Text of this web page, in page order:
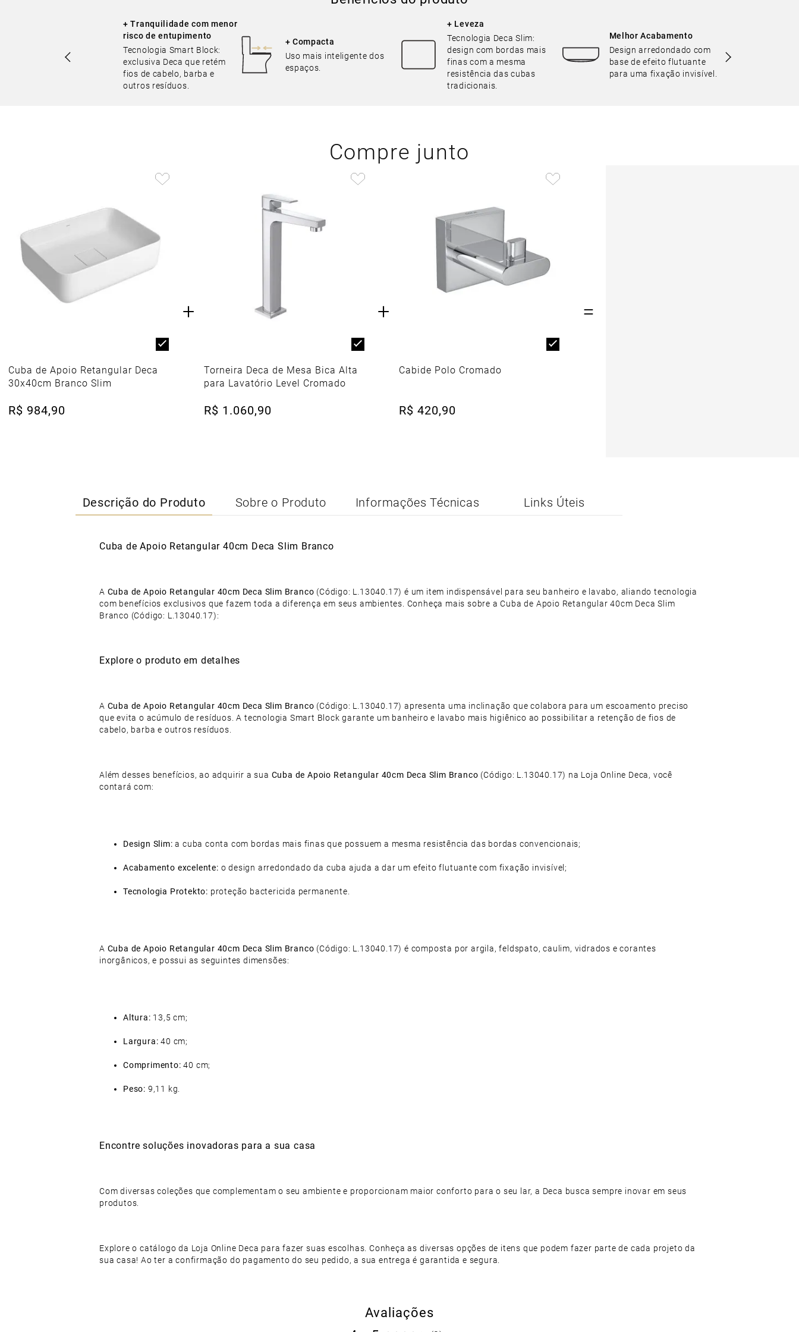
+ Tranquilidade com menor
risco de entupimento
Tecnologia Smart Block:
exclusiva Deca que retém
fios de cabelo, barba e
outros resíduos.
+ Compacta
Uso mais inteligente dos
espaços.
+ Leveza
Tecnologia Deca Slim:
design com bordas mais
finas com a mesma
resistência das cubas
tradicionais.
Melhor Acabamento
Design arredondado com
base de efeito flutuante
para uma fixação invisível.
Compre junto
Cuba de Apoio Retangular Deca
30x40cm Branco Slim
R$ 984,90
+
Torneira Deca de Mesa Bica Alta
para Lavatório Level Cromado
R$ 1 .060,90
+
Cabide Polo Cromado
R$ 420,90
=
Descrição do Produto Sobre o Produto Informações Técnicas Links Úteis
Cuba de Apoio Retangular 40cm Deca Slim Branco
A Cuba de Apoio Retangular 40cm Deca Slim Branco (Código: L.13040.17) é um item indispensável para seu banheiro e lavabo, aliando tecnologia
com benefícios exclusivos que fazem toda a diferença em seus ambientes. Conheça mais sobre a Cuba de Apoio Retangular 40cm Deca Slim
Branco (Código: L.13040.17):
Explore o produto em detalhes
A Cuba de Apoio Retangular 40cm Deca Slim Branco (Código: L.13040.17) apresenta uma inclinação que colabora para um escoamento preciso
que evita o acúmulo de resíduos. A tecnologia Smart Block garante um banheiro e lavabo mais higiênico ao possibilitar a retenção de fios de
cabelo, barba e outros resíduos.
Além desses benefícios, ao adquirir a sua Cuba de Apoio Retangular 40cm Deca Slim Branco (Código: L.13040.17) na Loja Online Deca, você
contará com:
Design Slim: a cuba conta com bordas mais finas que possuem a mesma resistência das bordas convencionais;
Acabamento excelente: o design arredondado da cuba ajuda a dar um efeito flutuante com fixação invisível;
Tecnologia Protekto: proteção bactericida permanente.
A Cuba de Apoio Retangular 40cm Deca Slim Branco (Código: L.13040.17) é composta por argila, feldspato, caulim, vidrados e corantes
inorgânicos, e possui as seguintes dimensões:
Altura: 13,5 cm;
Largura: 40 cm;
Comprimento: 40 cm;
Peso: 9,11 kg.
Encontre soluções inovadoras para a sua casa
Com diversas coleções que complementam o seu ambiente e proporcionam maior conforto para o seu lar, a Deca busca sempre inovar em seus
produtos.
Explore o catálogo da Loja Online Deca para fazer suas escolhas. Conheça as diversas opções de itens que podem fazer parte de cada projeto da
sua casa! Ao ter a confirmação do pagamento do seu pedido, a sua entrega é garantida e segura.
Avaliações